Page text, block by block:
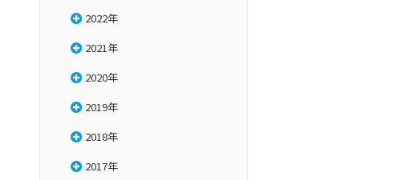
2022年
2021年
2020年
2019年
2018年
2017年